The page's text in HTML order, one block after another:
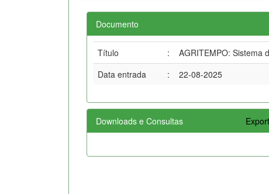
Documento
Título :
AGRITEMPO: Sistema
Data entrada
: 22-08-2025
Downloads e Consultas Export